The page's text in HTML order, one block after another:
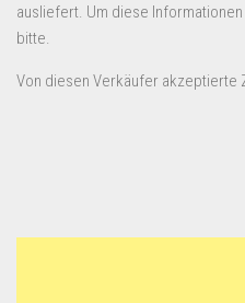
ausliefert. Um diese
bitte.
Von diesen Verkäufer akzeptierte